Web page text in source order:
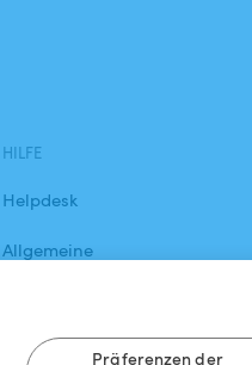
Präferenzen der
HILFE
Helpdesk
Allgemeine